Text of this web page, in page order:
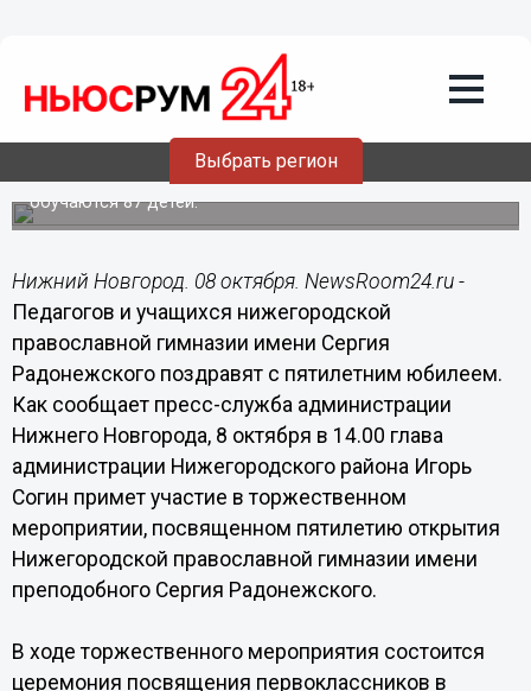
Выбрать регион
Педагогов и учащихся нижегородской
православной гимназии имени Сергия
Радонежского поздравят с
пятилетним юбилеем
В настоящее время в образовательном учреждении
обучаются 87 детей.
Нижний Новгород. 08 октября. NewsRoom24.ru -
Педагогов и учащихся нижегородской
православной гимназии имени Сергия
Радонежского поздравят с пятилетним юбилеем.
Как сообщает пресс-служба администрации
Нижнего Новгорода, 8 октября в 14.00 глава
администрации Нижегородского района Игорь
Согин примет участие в торжественном
мероприятии, посвященном пятилетию открытия
Нижегородской православной гимназии имени
преподобного Сергия Радонежского.
В ходе торжественного мероприятия состоится
церемония посвящения первоклассников в